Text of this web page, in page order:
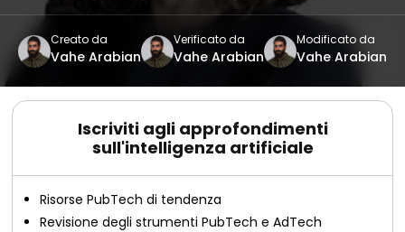
Creato da
Vahe Arabian
Verificato da
Vahe Arabian
Modificato da
Vahe Arabian
Iscriviti agli approfondimenti
sull'intelligenza artificiale
Risorse PubTech di tendenza
Revisione degli strumenti PubTech e AdTech